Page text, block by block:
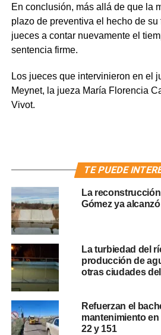
En conclusión, más allá de que la
plazo de preventiva el hecho de
jueces a contar nuevamente el
sentencia firme.
Los jueces que intervinieron en el
Meynet, la jueza María Florencia
Vivot.
TE PUEDE
La
Gómez ya
La turbiedad del
producción de
otras ciudades
Refuerzan el
mantenimiento
22 y 151